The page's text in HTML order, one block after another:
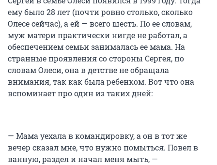
ему было 28 лет (почти ровно столько, сколько
Олесе сейчас), а ей — всего шесть. По ее словам,
муж матери практически нигде не работал, а
обеспечением семьи занималась ее мама. На
странные проявления со стороны Сергея, по
словам Олеси, она в детстве не обращала
внимания, так как была ребенком. Вот что она
вспоминает про один из таких дней:
— Мама уехала в командировку, а он в тот же
вечер сказал мне, что нужно помыться. Повел в
ванную, раздел и начал меня мыть, —